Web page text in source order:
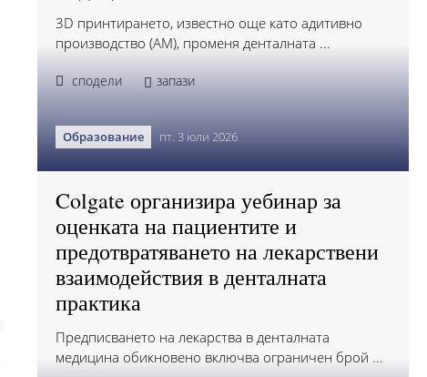
3D принтирането, известно още като адитивно
производство (AM), променя денталната ...
сподели запази
Образование пт. 3 юли 2026
Colgate организира уебинар за
оценката на пациентите и
предотвратяването на лекарствени
взаимодействия в денталната
практика
Предписването на лекарства в денталната
медицина обикновено включва ограничен брой ...